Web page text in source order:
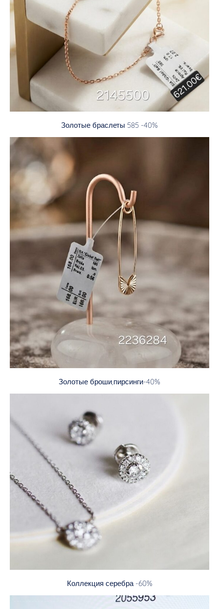
Золотые браслеты 585 -40%
Золотые броши,пирсинги-40%
Коллекция серебра -60%